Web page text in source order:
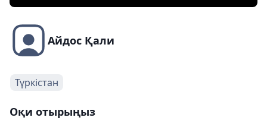
Айдос Қали
Түркістан
Оқи отырыңыз